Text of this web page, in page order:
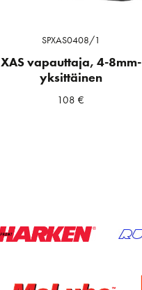
SPXAS0408/1
XAS vapauttaja, 4-8mm-
yksittäinen
108€